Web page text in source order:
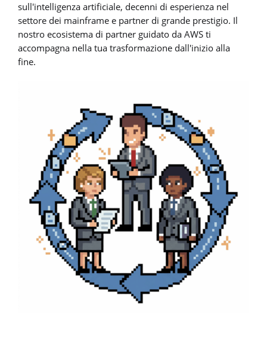
sull'intelligenza artificiale, decenni di esperienza nel
settore dei mainframe e partner di grande prestigio. Il
nostro ecosistema di partner guidato da AWS ti
accompagna nella tua trasformazione dall'inizio alla
fine.